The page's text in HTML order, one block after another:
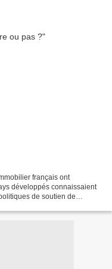
français ont
développés connaissaient
de soutien de